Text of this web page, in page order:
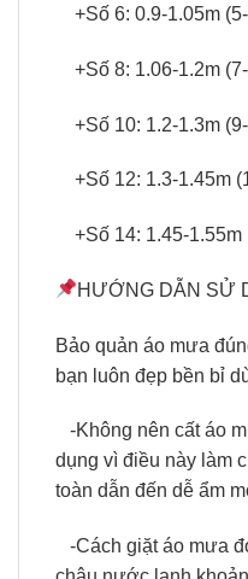
+Số 6: 0.9-1.05m
+Số 8: 1.06-1.2m
+Số 10: 1.2-1.3m
+Số 12: 1.3-1.45m
+Số 14: 1.45-1.55m
HƯỚNG DẪN SỬ
Bảo quản áo mưa
bạn luôn đẹp bền bỉ
-Không nên cất áo
dụng vì điều này làm
toàn dẫn đến dễ ẩm
-Cách giặt áo mưa